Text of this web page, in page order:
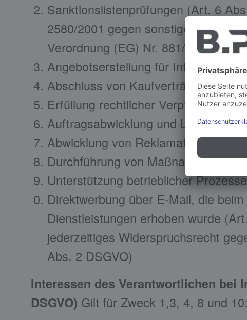
Sanktionslistenprüfungen (Art. 6
2580/2001 gegen sonstige
Verordnung (EG) Nr. 881/2002
Angebotserstellung für
Abschluss von Kaufverträgen (Art.
Erfüllung rechtlicher Verpflichtungen
Auftragsabwicklung und Lieferung
Abwicklung von Reklamationen
Durchführung von Maßnahmen zur
Unterstützung betrieblicher
Direktwerbung über E-Mail, die
Dienstleistungen erhoben wurde
jederzeitiges Widerspruchsrecht
Abs. 2 DSGVO)
Interessen des Verantwortlichen bei
DSGVO) Gilt für Zweck 1,3, 4, 8 und 10: